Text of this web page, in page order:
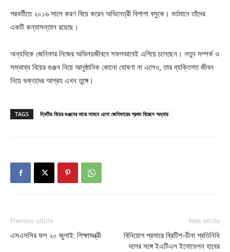
পরবর্তীতে ২০১৬ সালে করণ বিয়ে করেন অভিনেত্রী বিপাশা বসুকে। বর্তমানে তাঁদের
একটি কন্যাসন্তান রয়েছে।
অন্যদিকে জেনিফার নিজের অভিনয়জীবনে সফলভাবেই এগিয়ে চলেছেন। নতুন সম্পর্ক ও
সম্ভাব্য বিয়ের গুঞ্জন নিয়ে আনুষ্ঠানিক কোনো ঘোষণা না এলেও, তার ব্যক্তিগত জীবন
নিয়ে ভক্তদের আগ্রহ এখন তুঙ্গে।
TAGS দ্বিতীয় বিয়ের গুঞ্জনের মাঝে সামনে এলো জেনিফারের প্রথম বিচ্ছেদ অধ্যায়
Previous article
এসএসসির ফল ২০ জুলাই: শিক্ষামন্ত্রী
Next article
বিনিয়োগ প্রসারে ব্রিটিশ-চীনা প্রতিনিধি
দলের সঙ্গে ইএটিএল ইনোভেশন হাবের